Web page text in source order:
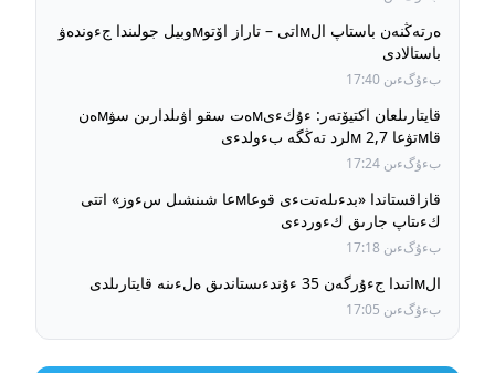
ەرتەڭنەن باستاپ الмاتى – تاراز اۆتوмوبيل جولىندا جءوندەۋ
باستالادى
بءۇگءىن 17:40
قايتارىلعان اكتيۆتەر: ءۇكءىмەت سقو اۋىلدارىن سۋмەن
قاмتۋعا 2,7 мلرد تەڭگە بءولدءى
بءۇگءىن 17:24
قازاقستاندا «بدءىلەتتءى قوعاмعا شىنشىل سءوز» اتتى
كءىتاپ جارىق كءوردءى
بءۇگءىن 17:18
الмاتىدا جءۇرگەن 35 ءۇندءىستاندىق ەلءىنە قايتارىلدى
بءۇگءىن 17:05